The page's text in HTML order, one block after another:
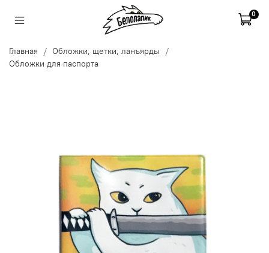
0
Главная
Обложки, щетки, ланъярды
Обложки для паспорта